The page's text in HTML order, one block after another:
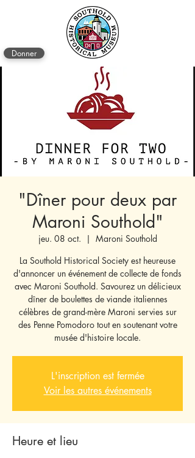
Donner
"Dîner pour deux par
Maroni Southold"
jeu. 08 oct.
  |
Maroni Southold
La Southold Historical Society est heureuse
d'annoncer un événement de collecte de fonds
avec Maroni Southold. Savourez un délicieux
dîner de boulettes de viande italiennes
célèbres de grand-mère Maroni servies sur
des Penne Pomodoro tout en soutenant votre
musée d'histoire locale.
L'inscription est fermée
Voir les autres événements
Heure et lieu